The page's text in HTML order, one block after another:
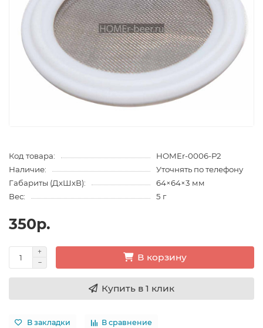
Код товара:
HOMEr-0006-Р2
Наличие:
Уточнять по телефону
Габариты (ДхШхВ):
64×64×3 мм
Вес:
5 г
350р.
В корзину
Купить в 1 клик
В закладки В сравнение